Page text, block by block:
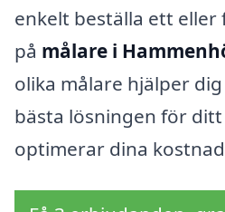
enkelt beställa ett
på målare i
olika målare hjälper
bästa lösningen för
optimerar dina